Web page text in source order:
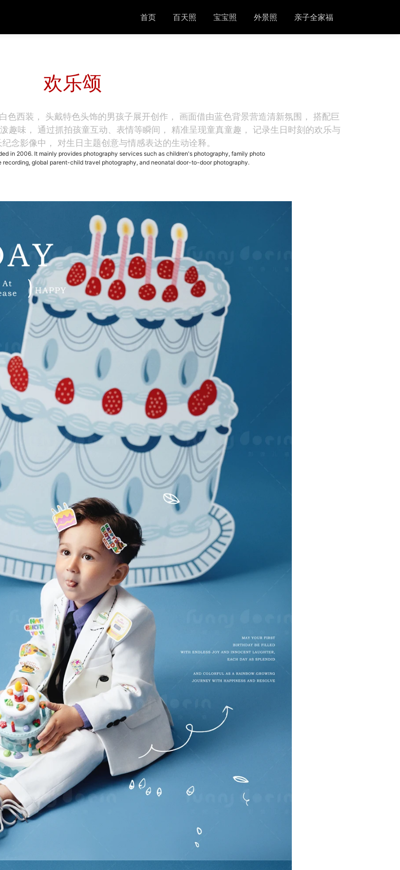
首页 百天照 宝宝照 外景照 亲子全家福
欢乐颂
色西装， 头戴特色头饰的男孩子展开创作， 画面借由蓝色背景营造清新氛围， 搭配巨
趣味， 通过抓拍孩童互动、表情等瞬间， 精准呈现童真童趣， 记录生日时刻的欢乐与
念影像中， 对生日主题创意与情感表达的生动诠释。
in 2006. It mainly provides photography services such as children's photography, family photo
recording, global parent-child travel photography, and neonatal door-to-door photography.